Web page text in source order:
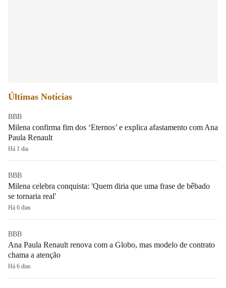
Últimas Notícias
BBB
Milena confirma fim dos ‘Eternos’ e explica afastamento com Ana
Paula Renault
Há 1 dia
BBB
Milena celebra conquista: 'Quem diria que uma frase de bêbado
se tornaria real'
Há 6 dias
BBB
Ana Paula Renault renova com a Globo, mas modelo de contrato
chama a atenção
Há 6 dias